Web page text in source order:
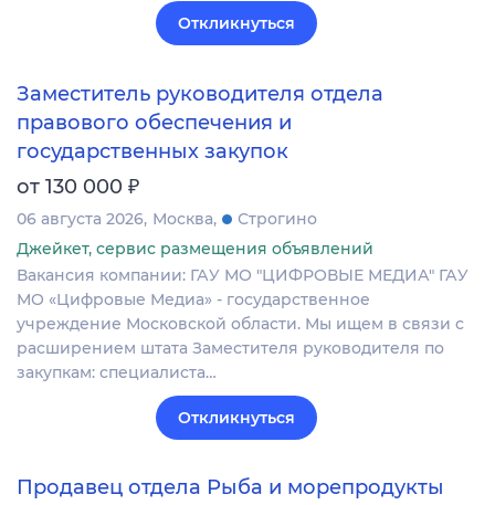
Откликнуться
Заместитель руководителя отдела
правового обеспечения и
государственных закупок
от 130 000 ₽
06 августа 2026 Москва
Строгино
Джейкет, сервис размещения объявлений
Вакансия компании: ГАУ МО "ЦИФРОВЫЕ МЕДИА" ГАУ
МО «Цифровые Медиа» - государственное
учреждение Московской области. Мы ищем в связи с
расширением штата Заместителя руководителя по
закупкам: специалиста…
Откликнуться
Продавец отдела Рыба и морепродукты